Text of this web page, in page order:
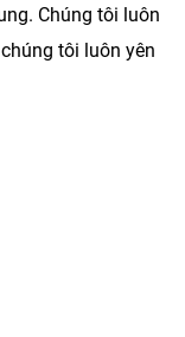
Chúng tôi luôn
tôi luôn yên